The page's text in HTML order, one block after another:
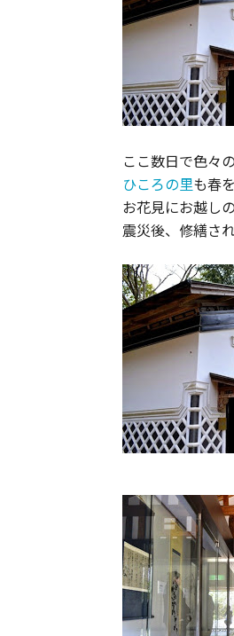
ここ数日で色々
ひころの里も春
お花見にお越し
震災後、修繕さ